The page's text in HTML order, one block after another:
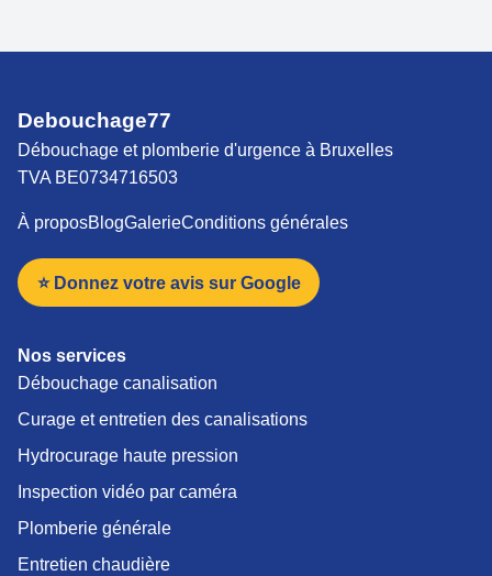
Debouchage77
Débouchage et plomberie d'urgence à Bruxelles
TVA BE0734716503
À proposBlogGalerieConditions générales
⭐ Donnez votre avis sur Google
Nos services
Débouchage canalisation
Curage et entretien des canalisations
Hydrocurage haute pression
Inspection vidéo par caméra
Plomberie générale
Entretien chaudière